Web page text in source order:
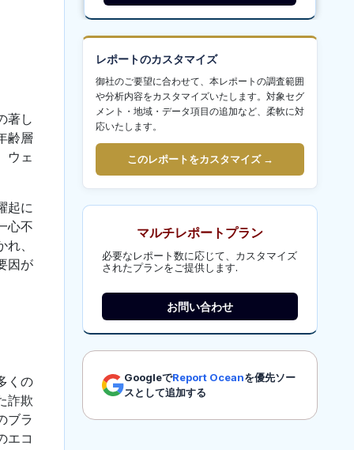
著し
齢層
ウェ
起に
心不
、
因が
くの
詐欺
ブラ
エコ
レポートのカスタマイズ
御社のご要望に合わせて、本レポートの調査範囲
や分析内容をカスタマイズいたします。対象セグ
メント・地域・データ項目の追加など、柔軟に対
応いたします。
このレポートをカスタマイズ →
マルチレポートプラン
必要なレポート数に応じて、カスタマイズ
されたプランをご提供します.
お問い合わせ
GoogleでReport Oceanを優先ソー
スとして追加する